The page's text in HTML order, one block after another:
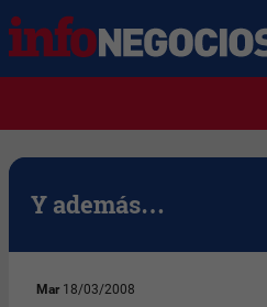
Y además…
Mar 18/03/2008